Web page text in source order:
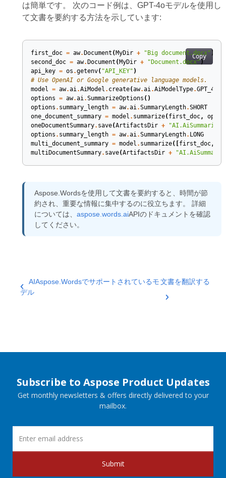
は簡単です。 次のコード例は、GPT-4oモデルを使用し
て文書を要約する方法を示しています:
Copy
first_doc = aw.Document (MyDir + "Big document.docx" )
second_doc = aw.Document (MyDir + "Document.docx")
api_key = os .getenv( "API_KEY" )
# Use OpenAI or Google generative language models.
model
= aw.ai .AiModel . create(aw.ai .AiModelType.
options = aw.ai .SummarizeOptions ()
options . summary_length = aw.ai .SummaryLength.SHORT
one_document_summary = model . summarize(first_doc,
oneDocumentSummary. save(ArtifactsDir +
options . summary_length = aw.ai .SummaryLength. LONG
multi_document_summary = model . summarize([first_doc,
multiDocumentSummary. save(ArtifactsDir +
Aspose.Wordsを使用して文書を要約すると、時間が節
約され、重要な情報に集中するのに役立ちます。 詳細
については、 aspose.words.aiAPIのドキュメントを確認
してください。
AIAspose.Wordsでサポートされているモ
デル
文書を翻訳する
Subscribe to Aspose Product Updates
Get monthly newsletters & offers directly delivered to your
mailbox.
Submit